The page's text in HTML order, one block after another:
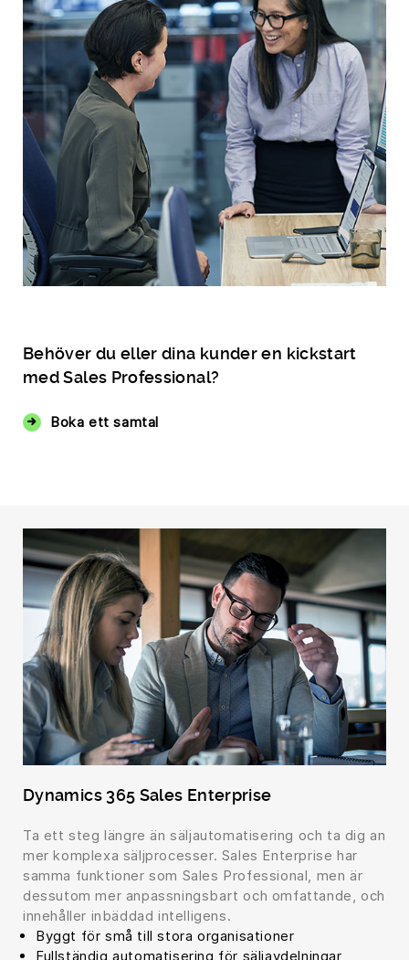
Behöver du eller dina kunder en kickstart
med Sales Professional?
Boka ett samtal
Dynamics 365 Sales Enterprise
Ta ett steg längre än säljautomatisering och ta dig an
mer komplexa säljprocesser. Sales Enterprise har
samma funktioner som Sales Professional, men är
dessutom mer anpassningsbart och omfattande, och
innehåller inbäddad intelligens.
Byggt för små till stora organisationer
Fullständig automatisering för säljavdelningar